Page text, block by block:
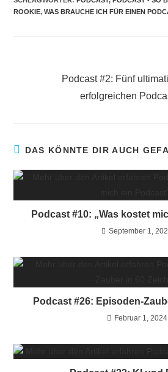
ROOKIE, WAS BRAUCHE ICH FÜR EINEN
Podcast #2: Fünf
erfolgreichen
DAS KÖNNTE DIR AUCH
Podcast #10: „Was kostet
September 1,
Podcast #26: Episoden-
Februar 1, 2024